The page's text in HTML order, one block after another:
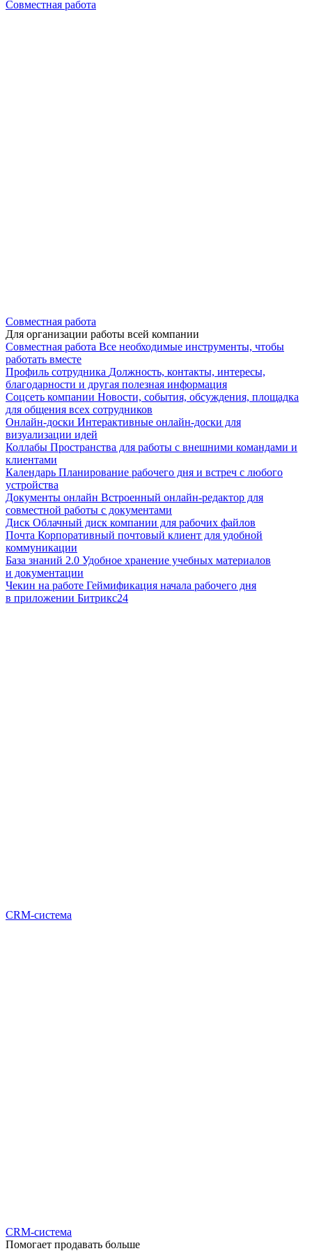
Совместная работа
Совместная работа
Для организации работы всей компании
Совместная работа Все необходимые инструменты, чтобы
работать вместе
Профиль сотрудника Должность, контакты, интересы,
благодарности и другая полезная информация
Соцсеть компании Новости, события, обсуждения, площадка
для общения всех сотрудников
Онлайн-доски Интерактивные онлайн-доски для
визуализации идей
Коллабы Пространства для работы с внешними командами и
клиентами
Календарь Планирование рабочего дня и встреч с любого
устройства
Документы онлайн Встроенный онлайн-редактор для
совместной работы с документами
Диск Облачный диск компании для рабочих файлов
Почта Корпоративный почтовый клиент для удобной
коммуникации
База знаний 2.0 Удобное хранение учебных материалов
и документации
Чекин на работе Геймификация начала рабочего дня
в приложении Битрикс24
CRM-система
CRM-система
Помогает продавать больше